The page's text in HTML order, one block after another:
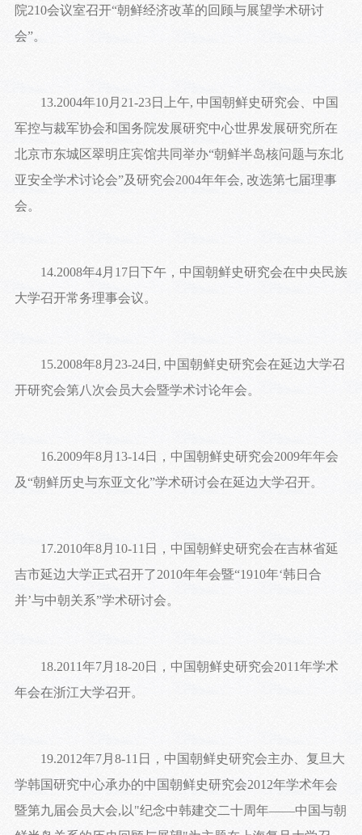
院210会议室召开“朝鲜经济改革的回顾与展望学术研讨
会”。
13.2004年10月21-23日上午, 中国朝鲜史研究会、中国
军控与裁军协会和国务院发展研究中心世界发展研究所在
北京市东城区翠明庄宾馆共同举办“朝鲜半岛核问题与东北
亚安全学术讨论会”及研究会2004年年会, 改选第七届理事
会。
14.2008年4月17日下午，中国朝鲜史研究会在中央民族
大学召开常务理事会议。
15.2008年8月23-24日, 中国朝鲜史研究会在延边大学召
开研究会第八次会员大会暨学术讨论年会。
16.2009年8月13-14日，中国朝鲜史研究会2009年年会
及“朝鲜历史与东亚文化”学术研讨会在延边大学召开。
17.2010年8月10-11日，中国朝鲜史研究会在吉林省延
吉市延边大学正式召开了2010年年会暨“1910年‘韩日合
并’与中朝关系”学术研讨会。
18.2011年7月18-20日，中国朝鲜史研究会2011年学术
年会在浙江大学召开。
19.2012年7月8-11日，中国朝鲜史研究会主办、复旦大
学韩国研究中心承办的中国朝鲜史研究会2012年学术年会
暨第九届会员大会,以"纪念中韩建交二十周年——中国与朝